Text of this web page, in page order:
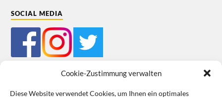
Cookie-Zustimmung verwalten
Diese Website verwendet Cookies, um Ihnen ein optimales
SOCIAL MEDIA